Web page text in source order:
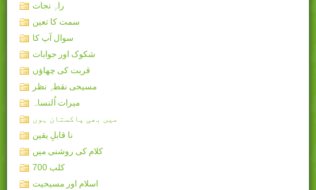
راہِ نجات
سمت کا تعین
سوال آپ کا
شکوک اور جوابات
قربت کی چھاؤں
مسیحی نقطہِ نظر
میرات اُلنساہ
میں بھی پاکستان ہوں
نا قابلِ یقین
کلام کی روشنی میں
کلب 700
اسلام اور مسیحیت